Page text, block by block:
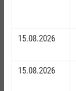
15.08.2026
15.08.2026